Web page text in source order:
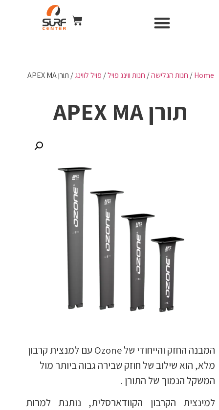
Home
/ חנות הגלישה/ חנות ווינג פויל/ פויל לווינג/ תורן APEX MA
תורן APEX MA
המבנה החזק והייחודי של Ozone עם למנצית קרבון
מלא, הוא שילוב של חוזק שבירה גבוה ביותר מול
המשקל הנמוך של התורן .
למינצית הקרבון הקוודארסלית, נותנת למרות